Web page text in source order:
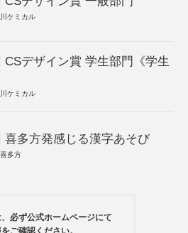
ケミカル
CSデザイン賞 学生部門《学生
ケミカル
喜多方発感じる漢字あそび
多方
必ず公式ホームページにて
ご確認ください。